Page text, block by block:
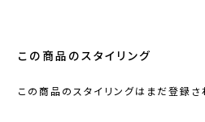
この商品のスタイリング
この商品のスタイリングはまだ登録さ